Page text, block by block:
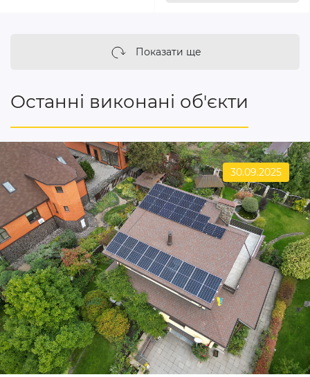
Показати ще
Останні виконані об'єкти
30.09.2025